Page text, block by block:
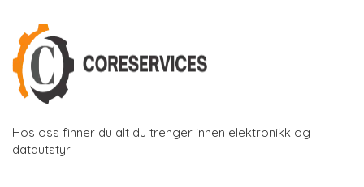
Hos oss finner du alt du trenger innen elektronikk og
datautstyr